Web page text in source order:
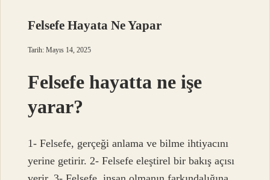
Felsefe Hayata Ne Yapar
Tarih: Mayıs 14, 2025
Felsefe hayatta ne işe
yarar?
1- Felsefe, gerçeği anlama ve bilme ihtiyacını
yerine getirir. 2- Felsefe eleştirel bir bakış açısı